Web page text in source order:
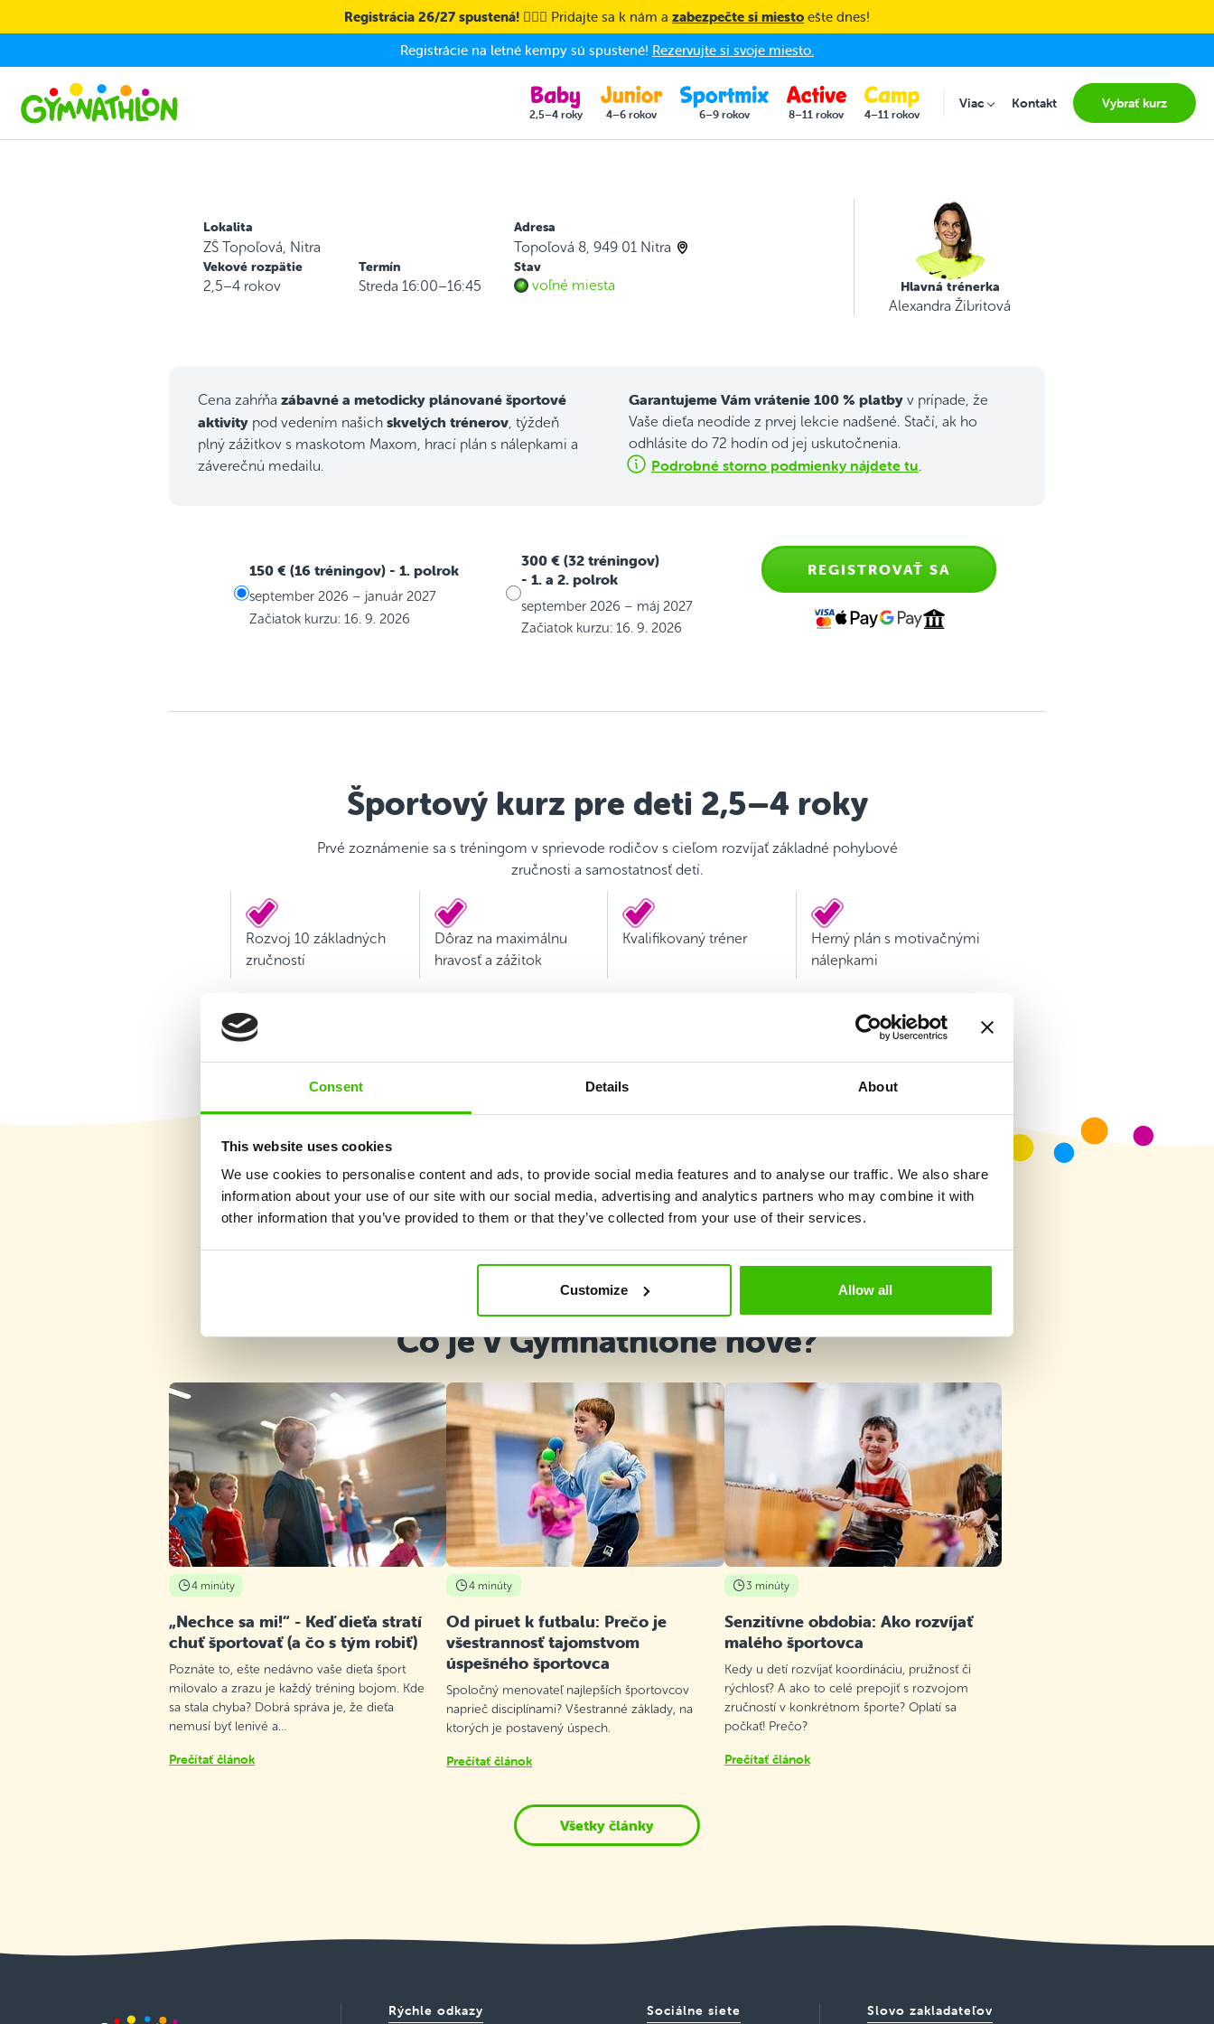
Consent Details About
This website uses cookies
We use cookies to personalise content and ads, to provide social media features and to analyse our traffic. We also share
information about your use of our site with our social media, advertising and analytics partners who may combine it with
other information that you’ve provided to them or that they’ve collected from your use of their services.
Customize Allow all
Registrácia 26/27 spustená! 🤸🏼‍♀️ Pridajte sa k nám a zabezpečte si miesto ešte dnes!
Registrácie na letné kempy sú spustené! Rezervujte si svoje miesto.
2,5–4 roky 4–6 rokov 6–9 rokov 8–11 rokov 4–11 rokov
ViacSubmenu for "Viac"
Kontakt Vybrať kurz
Lokalita
ZŠ Topoľová, Nitra
Adresa
Topoľová 8, 949 01 Nitra
Vekové rozpätie
2,5–4 rokov
Termín
Streda 16:00–16:45
Stav
voľné miesta Hlavná trénerka
Alexandra Žibritová
Cena zahŕňa zábavné a metodicky plánované športové
aktivity pod vedením našich skvelých trénerov , týždeň
plný zážitkov s maskotom Maxom, hrací plán s nálepkami a
záverečnú medailu.
Garantujeme Vám vrátenie 100 % platby v prípade, že
Vaše dieťa neodíde z prvej lekcie nadšené. Stačí, ak ho
odhlásite do 72 hodín od jej uskutočnenia.
Podrobné storno podmienky nájdete tu.
150 € (16 tréningov) - 1. polrok
september 2026 – január 2027
Začiatok kurzu: 16. 9. 2026
300 € (32 tréningov)
- 1. a 2. polrok
september 2026 – máj 2027
Začiatok kurzu: 16. 9. 2026
REGISTROVAŤ SA
Športový kurz pre deti 2,5–4 roky
Prvé zoznámenie sa s tréningom v sprievode rodičov s cieľom rozvíjať základné pohybové
zručnosti a samostatnosť detí.
Rozvoj 10 základných
zručností
Dôraz na maximálnu
hravosť a zážitok
Kvalifikovaný tréner
Herný plán s motivačnými
nálepkami
Vybrať kurz
Čo je v Gymnathlone nové?
4 minúty
„Nechce sa mi!“ - Keď dieťa stratí
chuť športovať (a čo s tým robiť)
Poznáte to, ešte nedávno vaše dieťa šport
milovalo a zrazu je každý tréning bojom. Kde
sa stala chyba? Dobrá správa je, že dieťa
nemusí byť lenivé a…
Prečítať článok
4 minúty
Od piruet k futbalu: Prečo je
všestrannosť tajomstvom
úspešného športovca
Spoločný menovateľ najlepších športovcov
naprieč disciplínami? Všestranné základy, na
ktorých je postavený úspech.
Prečítať článok
3 minúty
Senzitívne obdobia: Ako rozvíjať
malého športovca
Kedy u detí rozvíjať koordináciu, pružnosť či
rýchlosť? A ako to celé prepojiť s rozvojom
zručností v konkrétnom športe? Oplatí sa
počkať! Prečo?
Prečítať článok
Všetky články
Rýchle odkazy Sociálne siete Slovo zakladateľov